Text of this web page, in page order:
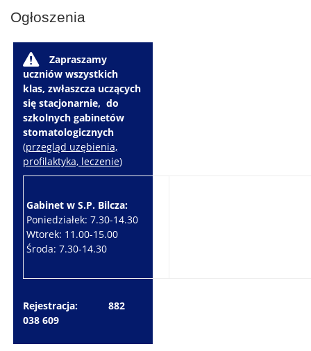
Ogłoszenia
W
Zapraszamy
uczniów wszystkich
klas, zwłaszcza uczących
się stacjonarnie, do
szkolnych gabinetów
stomatologicznych
(przegląd uzębienia,
profilaktyka, leczenie)
Gabinet w S.P. Bilcza:
Poniedziałek: 7.30-14.30
Wtorek: 11.00-15.00
Środa: 7.30-14.30
Rejestracja: 882
038 609